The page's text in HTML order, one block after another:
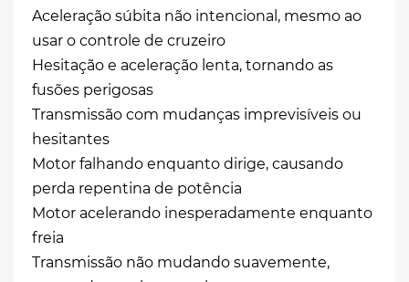
Aceleração súbita não intencional, mesmo ao
usar o controle de cruzeiro
Hesitação e aceleração lenta, tornando as
fusões perigosas
Transmissão com mudanças imprevisíveis ou
hesitantes
Motor falhando enquanto dirige, causando
perda repentina de potência
Motor acelerando inesperadamente enquanto
freia
Transmissão não mudando suavemente,